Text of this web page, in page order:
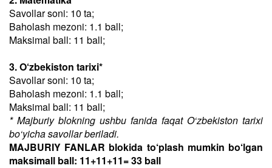
Savollar soni: 10 ta;
Baholash mezoni: 1.1 ball;
Maksimal ball: 11 ball;
3. O‘zbekiston tarixi*
Savollar soni: 10 ta;
Baholash mezoni: 1.1 ball;
Maksimal ball: 11 ball;
* Majburiy blokning ushbu fanida faqat O‘zbekiston tarixi
bo‘yicha savollar beriladi.
MAJBURIY FANLAR blokida to‘plash mumkin bo‘lgan
maksimall ball: 11+11+11= 33 ball